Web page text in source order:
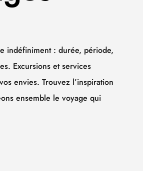
indéfiniment : durée, période,
Excursions et services
envies.Trouvez l’inspiration
ensemble le voyage qui